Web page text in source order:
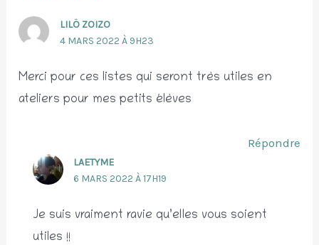
LILÖ ZOIZO
4 MARS 2022 À 9H23
Merci pour ces listes qui seront très utiles en
ateliers pour mes petits élèves
Répondre
LAETYME
6 MARS 2022 À 17H19
Je suis vraiment ravie qu’elles vous soient
utiles !!